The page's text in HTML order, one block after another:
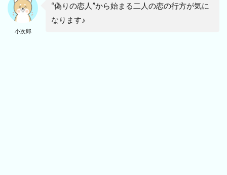
小次郎
“偽りの恋人”から始まる二人の恋の行方が気に
なります♪